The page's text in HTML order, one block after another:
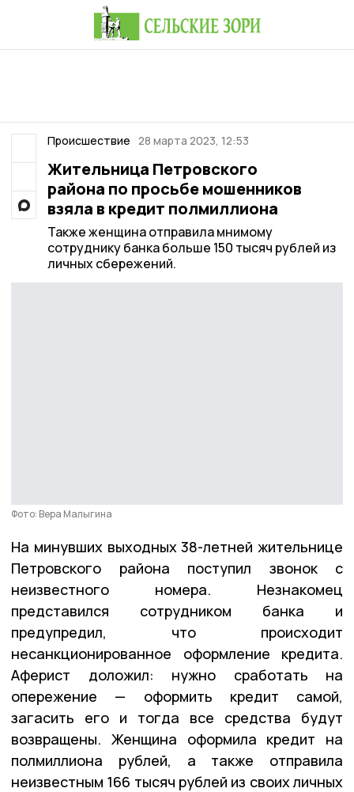
Происшествие 28 марта 2023, 12:53
Жительница Петровского
района по просьбе мошенников
взяла в кредит полмиллиона
Также женщина отправила мнимому
сотруднику банка больше 150 тысяч рублей из
личных сбережений.
Фото: Вера Малыгина
На минувших выходных 38-летней жительнице
Петровского района поступил звонок с
неизвестного номера. Незнакомец
представился сотрудником банка и
предупредил, что происходит
несанкционированное оформление кредита.
Аферист доложил: нужно сработать на
опережение — оформить кредит самой,
загасить его и тогда все средства будут
возвращены. Женщина оформила кредит на
полмиллиона рублей, а также отправила
неизвестным 166 тысяч рублей из своих личных